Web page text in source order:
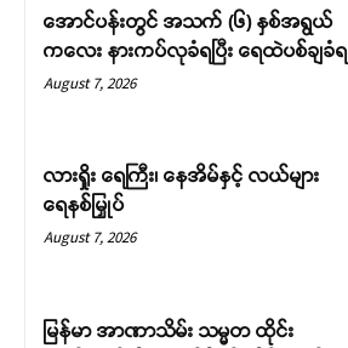
အောင်ပန်းတွင် အသက် (၆) နှစ်အရွယ်
ကလေး နားကပ်လုခံရပြီး ရေထဲပစ်ချခံရ
August 7, 2026
လားရှိုး ရေကြီး၊ နေအိမ်နှင့် လယ်များ
ရေနစ်မြှုပ်
August 7, 2026
မြန်မာ အာဏာသိမ်း သမ္မတ ထိုင်း